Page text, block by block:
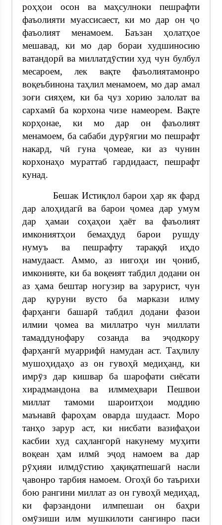
роҳҳои осон ва маҳсулноки пешрафти
фаъолияти муассисаест, ки мо дар он ҷо
фаъолият менамоем. Баъзан ҳолатҳое
мешавад, ки мо дар бораи худшиносию
ватандорӣ ва миллатдӯстии худ чун булбул
месароем, лек вақте фаъолиятамонро
воқеъбинона таҳлил менамоем, мо дар амал
зоғи сияҳем, ки ба ҷуз хорию залолат ва
сархамӣ ба корхона чизе намеорем. Вақте
корҳонае, ки мо дар он фаъолият
менамоем, ба сабаби дурӯягии мо пешрафт
накард, чӣ гуна ҷомеае, ки аз чунин
корхонаҳо мураттаб гардидааст, пешрафт
кунад.
Бешак Истиқлол барои ҳар як фард
дар алоҳидагӣ ва барои ҷомеа дар умум
дар ҳамаи соҳаҳои ҳаёт ва фаъолият
имкониятҳои бемаҳдуд барои рушду
нумуъ ва пешрафту тараққӣ иҳдо
намудааст. Аммо, аз нигоҳи ин ҷониб,
имконияте, ки ба воқеият табдил додани он
аз ҳама бештар ногузир ва зарурист, чун
дар қуруни вусто ба маркази илму
фарҳанги башарӣ табдил додани фазои
илмии ҷомеа ва миллатро чун миллати
тамаддунофару созанда ва эҷодкору
фарҳангӣ муаррифӣ намудан аст. Таҳлилу
мушоҳидаҳо аз он гувоҳӣ медиҳанд, ки
имрӯз дар кишвар ба шарофати сиёсати
хирадмандона ва илммеҳвари Пешвои
миллат тамоми шароитҳои моддию
маънавӣ фароҳам оварда шудааст. Моро
танҳо зарур аст, ки нисбати вазифаҳои
касбии худ саҳлангорӣ накунему муҳити
воқеан ҳам илмӣ эҷод намоем ва дар
рӯҳияи илмдӯстию ҳақиқатпешагӣ насли
ҷавонро тарбия намоем. Огоҳӣ бо таърихи
бою рангини миллат аз он гувоҳӣ медиҳад,
ки фарзандони илмпешаи он баҳри
омӯзиши илм мушкилоти сангинро паси